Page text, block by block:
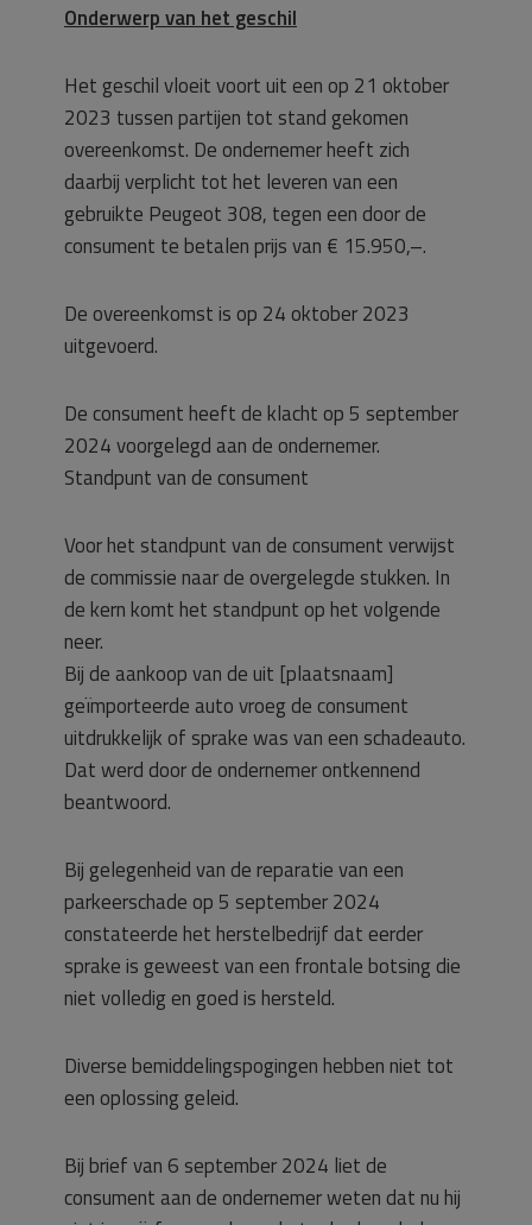
Onderwerp van het geschil
Het geschil vloeit voort uit een op 21 oktober
2023 tussen partijen tot stand gekomen
overeenkomst. De ondernemer heeft zich
daarbij verplicht tot het leveren van een
gebruikte Peugeot 308, tegen een door de
consument te betalen prijs van € 15.950,–.
De overeenkomst is op 24 oktober 2023
uitgevoerd.
De consument heeft de klacht op 5 september
2024 voorgelegd aan de ondernemer.
Standpunt van de consument
Voor het standpunt van de consument verwijst
de commissie naar de overgelegde stukken. In
de kern komt het standpunt op het volgende
neer.
Bij de aankoop van de uit [plaatsnaam]
geïmporteerde auto vroeg de consument
uitdrukkelijk of sprake was van een schadeauto.
Dat werd door de ondernemer ontkennend
beantwoord.
Bij gelegenheid van de reparatie van een
parkeerschade op 5 september 2024
constateerde het herstelbedrijf dat eerder
sprake is geweest van een frontale botsing die
niet volledig en goed is hersteld.
Diverse bemiddelingspogingen hebben niet tot
een oplossing geleid.
Bij brief van 6 september 2024 liet de
consument aan de ondernemer weten dat nu hij